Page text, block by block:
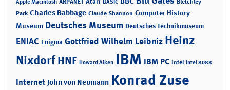
Apple Macintosh BASIC
Park Charles Babbage Claude Shannon Computer History
Museum Deutsches Museum Deutsches Technikmuseum
ENIAC Enigma Gottfried Wilhelm Leibniz Heinz
NixdorfHNF Howard Aiken IBM IBM PC Intel Intel 8088
Internet John von Neumann Konrad Zuse